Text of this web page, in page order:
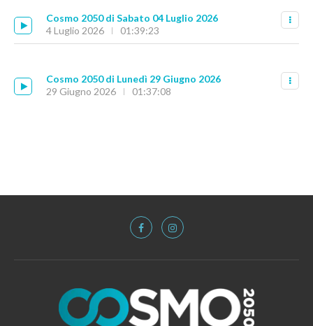
Cosmo 2050 di Sabato 04 Luglio 2026
4 Luglio 2026
01:39:23
Cosmo 2050 di Lunedì 29 Giugno 2026
29 Giugno 2026
01:37:08